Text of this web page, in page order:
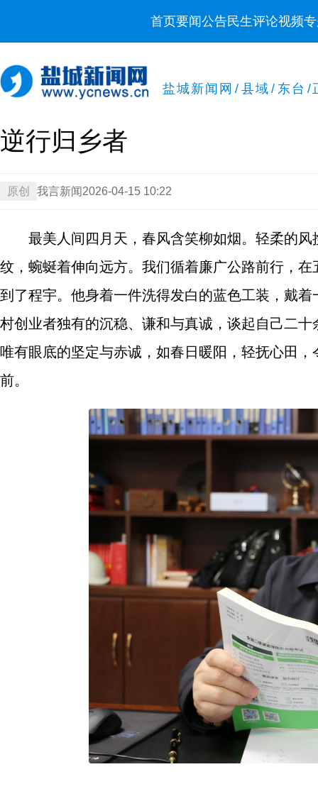
首页要闻公告民生评论视频
盐城新闻网 / 县域 / 东台 /
逆行归乡者
原创 我言新闻 2026-04-15 10:22
最美人间四月天，春风含笑柳如烟。轻柔的
纹，蜿蜒着伸向远方。我们循着廉广公路前行，
到了程宇。他身着一件洗得发白的蓝色工装，戴
村创业者独有的沉稳、谦和与真诚，谈起自己二
唯有眼底的坚定与赤诚，如春日暖阳，轻抚心田
前。